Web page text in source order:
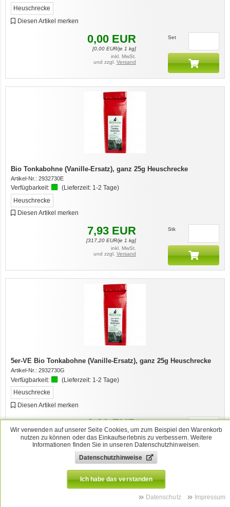
Heuschrecke
Diesen Artikel merken
0,00 EUR
[0,00EUR/je 1 kg]
inkl. MwSt.
und zzgl. Versand
Set
Bio Tonkabohne (Vanille-Ersatz), ganz 25g Heuschrecke
Artikel-Nr.: 2932730E
Verfügbarkeit: (Lieferzeit: 1-2 Tage)
Heuschrecke
Diesen Artikel merken
7,93 EUR
[317,20EUR/je 1 kg]
inkl. MwSt.
und zzgl. Versand
Stk
5er-VE Bio Tonkabohne (Vanille-Ersatz), ganz 25g Heuschrecke
Artikel-Nr.: 2932730G
Verfügbarkeit: (Lieferzeit: 1-2 Tage)
Heuschrecke
Diesen Artikel merken
0,00 EUR
[0,00EUR/je 1 kg]
inkl. MwSt.
und zzgl.Versand
VE
Wir verwenden auf unserer Seite Cookies, um zum Beispiel den Warenkorb
nutzen zu können oder das Einkaufserlebnis zu verbessern. Weitere
Informationen finden Sie in unseren Datenschutzhinweisen.
Datenschutzhinweise
Ich habe das verstanden
Datenschutz Impressum